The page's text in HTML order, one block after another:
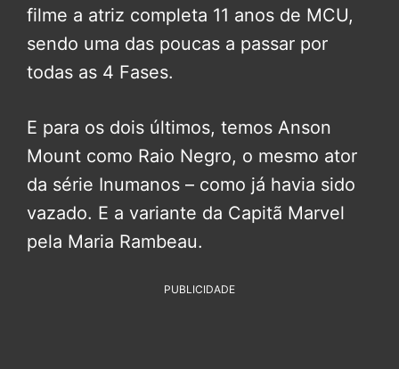
filme a atriz completa 11 anos de MCU,
sendo uma das poucas a passar por
todas as 4 Fases.
E para os dois últimos, temos Anson
Mount como Raio Negro, o mesmo ator
da série Inumanos – como já havia sido
vazado. E a variante da Capitã Marvel
pela Maria Rambeau.
PUBLICIDADE